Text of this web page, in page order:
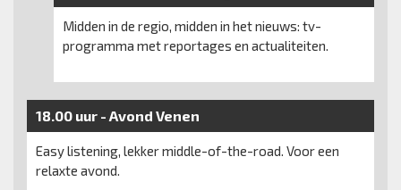
Midden in de regio, midden in het nieuws: tv-
programma met reportages en actualiteiten.
18.00 uur - Avond Venen
Easy listening, lekker middle-of-the-road. Voor een
relaxte avond.